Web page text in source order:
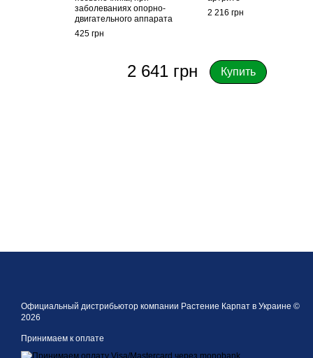
заболеваниях опорно-
двигательного аппарата
425 грн
2 216 грн
2 641 грн Купить
Официальный дистрибьютор компании Растение Карпат в Украине ©
2026
Принимаем к оплате